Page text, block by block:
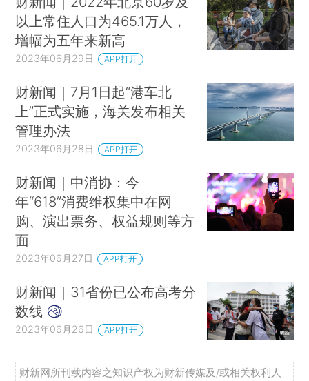
以上常住人口为465.1万人，
增幅为五年来新高
2023年06月29日 APP打开
财新闻｜7月1日起“港车北
上”正式实施，海关发布相关
管理办法
2023年06月28日 APP打开
财新闻｜中消协：今
年“618”消费维权集中在网
购、演出票务、权益规则等方
面
2023年06月27日 APP打开
财新闻｜31省份已公布高考分
数线
2023年06月26日 APP打开
财新网所刊载内容之知识产权为财新传媒及/或相关权利人